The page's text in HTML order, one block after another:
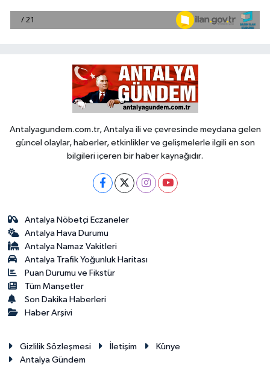
Antalyagundem.com.tr, Antalya ili ve çevresinde meydana gelen
güncel olaylar, haberler, etkinlikler ve gelişmelerle ilgili en son
bilgileri içeren bir haber kaynağıdır.
Antalya Nöbetçi Eczaneler
Antalya Hava Durumu
Antalya Namaz Vakitleri
Antalya Trafik Yoğunluk Haritası
Puan Durumu ve Fikstür
Tüm Manşetler
Son Dakika Haberleri
Haber Arşivi
Gizlilik Sözleşmesi İletişim
Künye
Antalya Gündem